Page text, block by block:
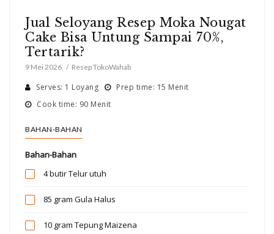
Jual Seloyang Resep Moka Nougat
Cake Bisa Untung Sampai 70%,
Tertarik?
9 Mei 2026 Resep TokoWahab
Serves: 1 Loyang
Prep time: 15 Menit
Cook time: 90 Menit
BAHAN-BAHAN
Bahan-Bahan
4 butirTelur utuh
85 gram Gula Halus
10 gram Tepung Maizena